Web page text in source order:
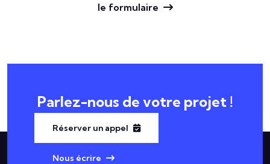
le formulaire
Parlez-nous de votre projet !
Réserver un appel
Nous écrire